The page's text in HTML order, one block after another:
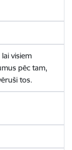
visiem
pēc tam,
tos.